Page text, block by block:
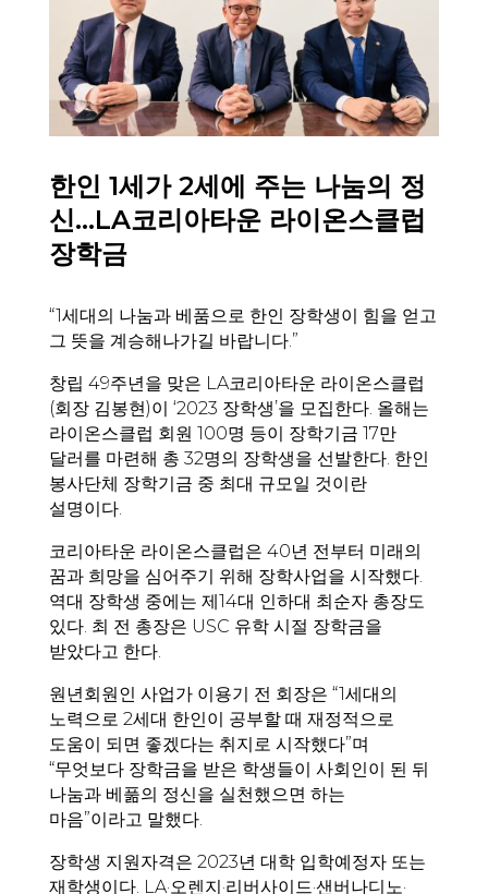
한인 1세가 2세에 주는 나눔의 정
신…LA코리아타운 라이온스클럽
장학금
“1세대의 나눔과 베품으로 한인 장학생이 힘을 얻고
그 뜻을 계승해나가길 바랍니다.”
창립 49주년을 맞은 LA코리아타운 라이온스클럽
(회장 김봉현)이 ‘2023 장학생’을 모집한다. 올해는
라이온스클럽 회원 100명 등이 장학기금 17만
달러를 마련해 총 32명의 장학생을 선발한다. 한인
봉사단체 장학기금 중 최대 규모일 것이란
설명이다.
코리아타운 라이온스클럽은 40년 전부터 미래의
꿈과 희망을 심어주기 위해 장학사업을 시작했다.
역대 장학생 중에는 제14대 인하대 최순자 총장도
있다. 최 전 총장은 USC 유학 시절 장학금을
받았다고 한다.
원년회원인 사업가 이용기 전 회장은 “1세대의
노력으로 2세대 한인이 공부할 때 재정적으로
도움이 되면 좋겠다는 취지로 시작했다”며
“무엇보다 장학금을 받은 학생들이 사회인이 된 뒤
나눔과 베풂의 정신을 실천했으면 하는
마음”이라고 말했다.
장학생 지원자격은 2023년 대학 입학예정자 또는
재학생이다. LA·오렌지·리버사이드·샌버나디노·